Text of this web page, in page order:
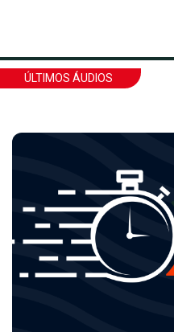
ÚLTIMOS ÁUDIOS